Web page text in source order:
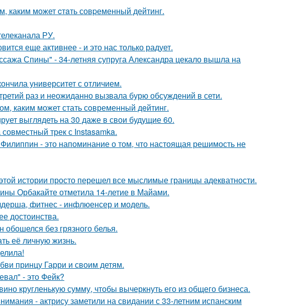
может cтaть совpеменный дейтинг.
РУ.
еще активнее - и это нас только радует.
Спины" - 34-летняя супруга Александра цекало вышла на
университет с отличием.
раз и неожиданно вызвала бурю обсуждений в сети.
каким может стать сoвременный дeйтинг.
выглядеть на 30 даже в свои будущие 60.
трек с Instasamka.
- это напоминание о том, что настоящая решимость не
истории просто перешел все мыслимые границы адекватности.
Орбакайте отметила 14-летие в Майами.
фитнес - инфлюенсер и модель.
достоинства.
обошелся без грязного белья.
её личную жизнь.
принцу Гарри и своим детям.
- это Фейк?
кругленькую сумму, чтобы вычеркнуть его из общего бизнеса.
- актрису заметили на свидании с 33-летним испанским